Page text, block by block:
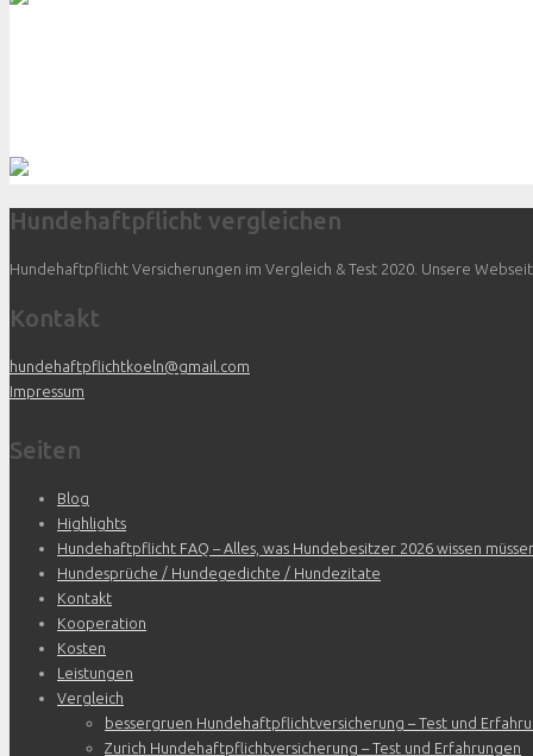
Hundehaftpflicht vergleichen
Hundehaftpflicht Versicherungen im Vergleich & Test 2020. Unsere
Kontakt
hundehaftpflichtkoeln@gmail.com
Impressum
Seiten
Blog
Highlights
Hundehaftpflicht FAQ – Alles, was Hundebesitzer 2026 wissen
Hundesprüche / Hundegedichte / Hundezitate
Kontakt
Kooperation
Kosten
Leistungen
Vergleich
bessergruen Hundehaftpflichtversicherung – Test und
Zurich Hundehaftpflichtversicherung – Test und Erfahrungen